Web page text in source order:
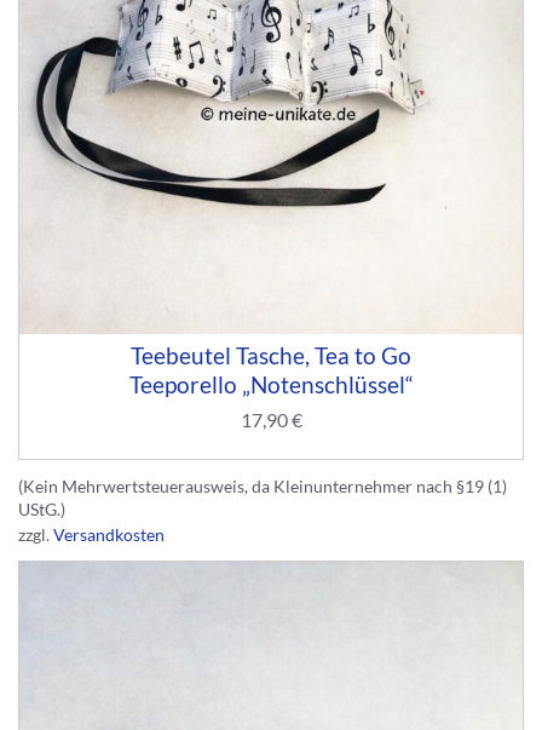
Teebeutel Tasche, Tea to Go
Teeporello „Notenschlüssel“
17,90€
(Kein Mehrwertsteuerausweis, da Kleinunternehmer nach §19 (1)
UStG.)
zzgl.Versandkosten